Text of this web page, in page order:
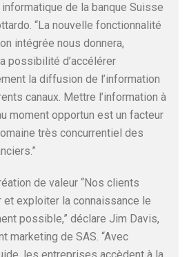
de la banque Suisse
“La nouvelle fonctionnalité
intégrée nous donnera,
possibilité d’accélérer
la diffusion de l’information
canaux. Mettre l’information à
moment opportun est un facteur
très concurrentiel des
de valeur “Nos clients
et exploiter la connaissance le
possible,” déclare Jim Davis,
marketing de SAS. “Avec